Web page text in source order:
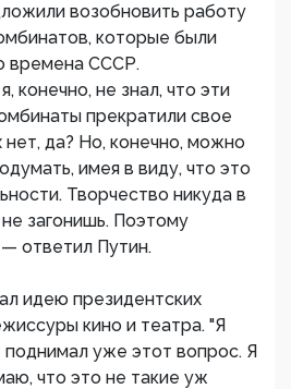
возобновить работу
которые были
времена СССР.
конечно, не знал, что эти
прекратили свое
да? Но, конечно, можно
имея в виду, что это
Творчество никуда в
загонишь. Поэтому
ответил Путин.
идею президентских
кино и театра. "Я
поднимал уже этот вопрос. Я
что это не такие уж